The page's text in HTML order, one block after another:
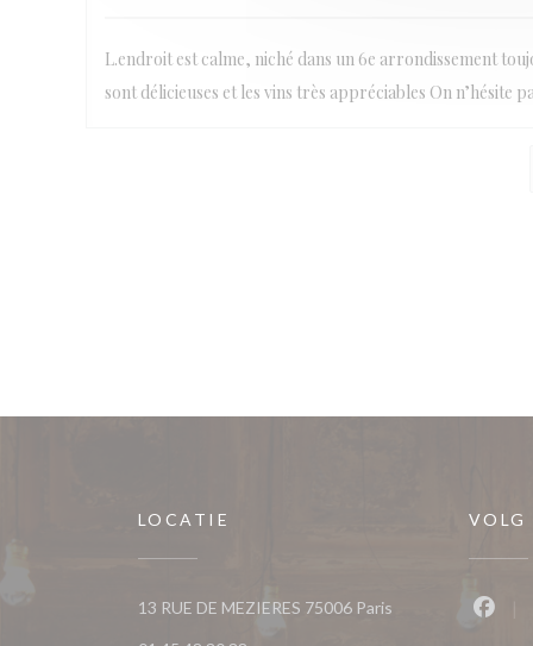
L.endroit est calme, niché dans un 6e arrondissement
sont délicieuses et les vins très appréciables On n’hésite
LOCATIE
13 RUE DE MEZIERES 75006 Paris((opent in een
VOLG